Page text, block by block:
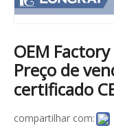
OEM
Preço de
certificado
compartilhar com: